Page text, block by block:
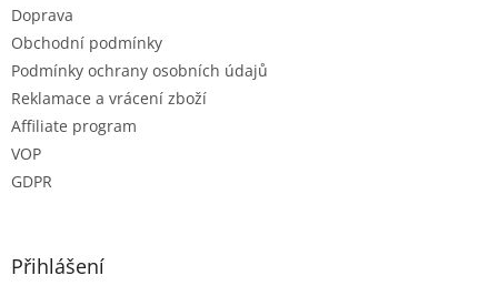
Doprava
Obchodní podmínky
Podmínky ochrany osobních údajů
Reklamace a vrácení zboží
Affiliate program
VOP
GDPR
Přihlášení